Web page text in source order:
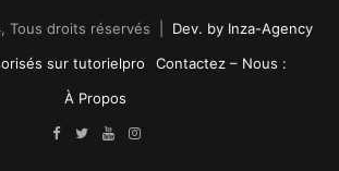
Tous droits réservés | Dev. by Inza-Agency
sur tutorielpro
Contactez – Nous :
À Propos